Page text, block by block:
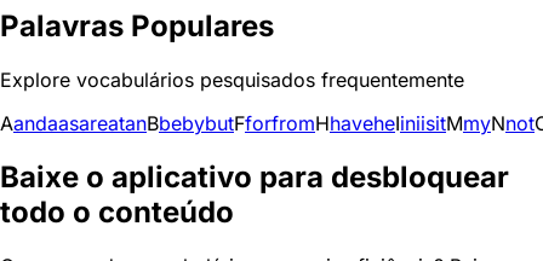
Palavras Populares
Explore vocabulários pesquisados frequentemente
AandaasareatanBbebybutFforfromHhaveheIiniisitMmyNnot
Baixe o aplicativo para desbloquear
todo o conteúdo